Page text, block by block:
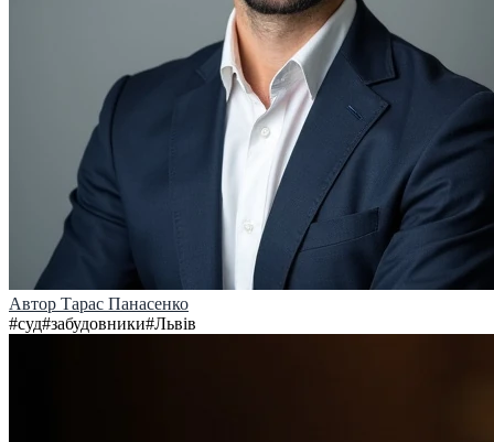
Автор Тарас Панасенко
#суд#забудовники#Львів